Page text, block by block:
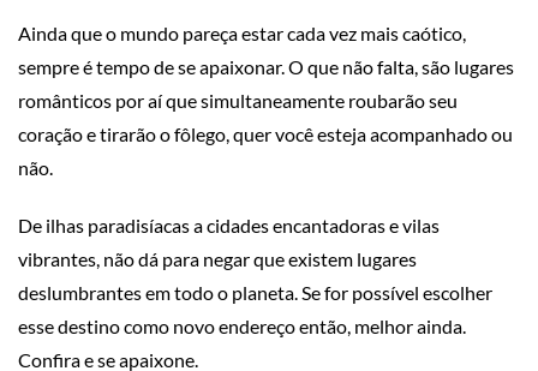
Ainda que o mundo pareça estar cada vez mais caótico,
sempre é tempo de se apaixonar. O que não falta, são lugares
românticos por aí que simultaneamente roubarão seu
coração e tirarão o fôlego, quer você esteja acompanhado ou
não.
De ilhas paradisíacas a cidades encantadoras e vilas
vibrantes, não dá para negar que existem lugares
deslumbrantes em todo o planeta. Se for possível escolher
esse destino como novo endereço então, melhor ainda.
Confira e se apaixone.